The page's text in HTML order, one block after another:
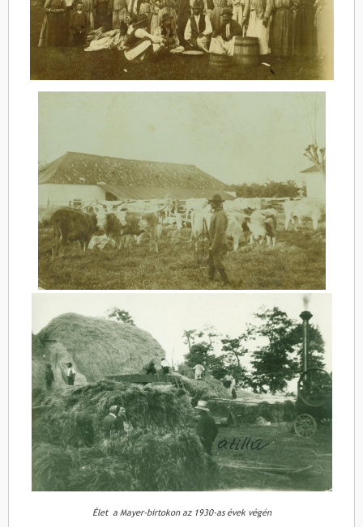
Élet a Mayer-birtokon az 1930-as évek végén